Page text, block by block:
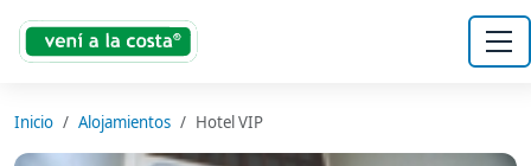
Inicio Alojamientos Hotel VIP